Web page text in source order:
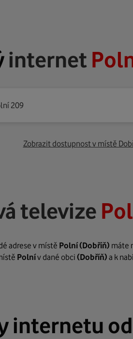
internet
209
Zobrazit dostupnost v místě
televize
adrese v místě Polní(Dobříň) máte
Polnív dané obci (Dobříň) a k
internetu